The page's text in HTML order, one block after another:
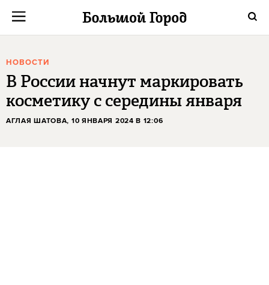
НОВОСТИ
В России начнут маркировать
косметику с середины января
АГЛАЯ ШАТОВА, 10 ЯНВАРЯ 2024 В 12:06